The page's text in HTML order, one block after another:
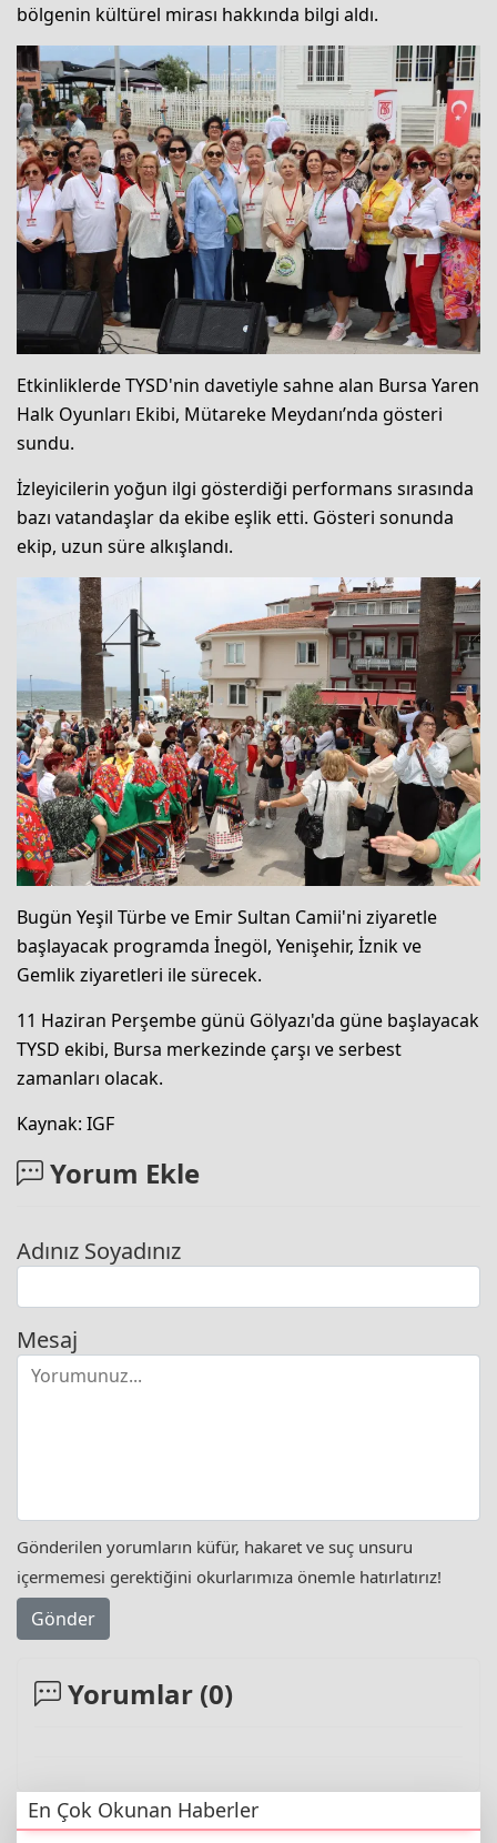
bölgenin kültürel mirası hakkında bilgi aldı.
Etkinliklerde TYSD'nin davetiyle sahne alan Bursa Yaren
Halk Oyunları Ekibi, Mütareke Meydanı’nda gösteri
sundu.
İzleyicilerin yoğun ilgi gösterdiği performans sırasında
bazı vatandaşlar da ekibe eşlik etti. Gösteri sonunda
ekip, uzun süre alkışlandı.
Bugün Yeşil Türbe ve Emir Sultan Camii'ni ziyaretle
başlayacak programda İnegöl, Yenişehir, İznik ve
Gemlik ziyaretleri ile sürecek.
11 Haziran Perşembe günü Gölyazı'da güne başlayacak
TYSD ekibi, Bursa merkezinde çarşı ve serbest
zamanları olacak.
Kaynak: IGF
Yorum Ekle
Adınız Soyadınız
Mesaj
Gönderilen yorumların küfür, hakaret ve suç unsuru
içermemesi gerektiğini okurlarımıza önemle hatırlatırız!
Gönder
Yorumlar (0)
En Çok Okunan Haberler